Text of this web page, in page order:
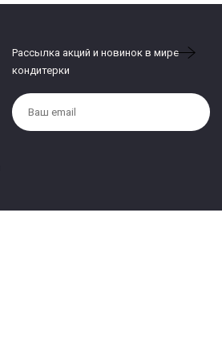
Рассылка акций и новинок в мире
кондитерки